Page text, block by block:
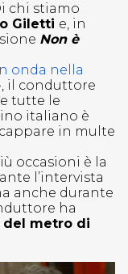
chi stiamo
Giletti e, in
Non è
onda nella
, il conduttore
tutte le
italiano è
in multe
occasioni è la
l’intervista
anche durante
ha
del metro di